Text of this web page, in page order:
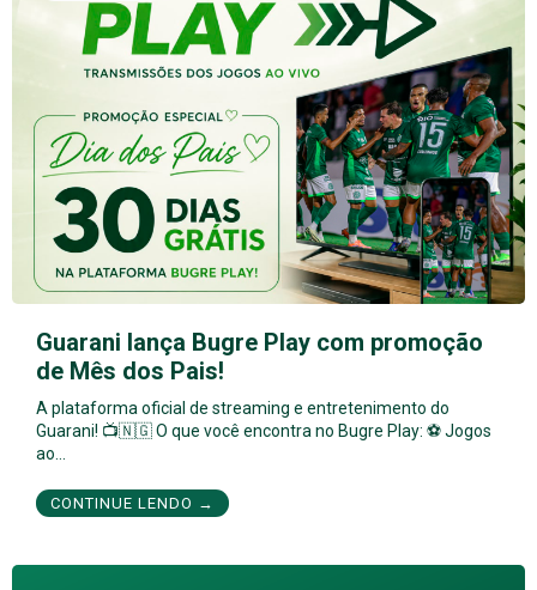
Guarani lança Bugre Play com promoção
de Mês dos Pais!
A plataforma oficial de streaming e entretenimento do
Guarani! 📺🇳🇬 O que você encontra no Bugre Play: ⚽ Jogos
ao…
CONTINUE LENDO →